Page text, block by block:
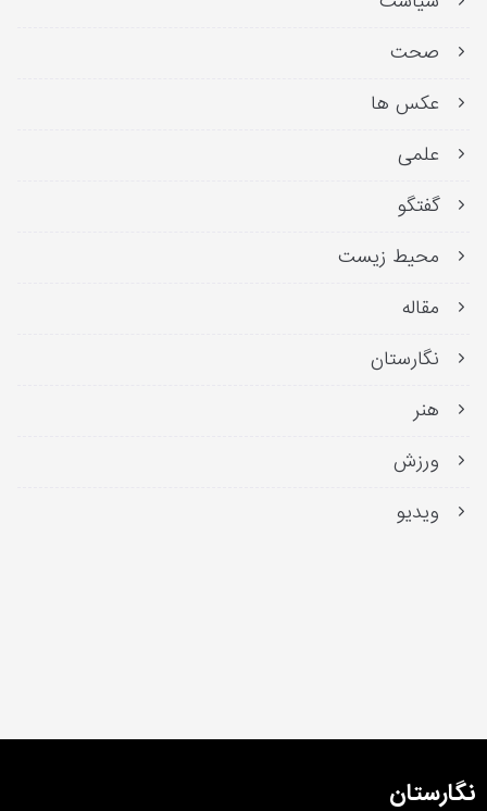
صحت
عکس ها
علمی
گفتگو
محیط زیست
مقاله
نگارستان
هنر
ورزش
ویدیو
نگارستان